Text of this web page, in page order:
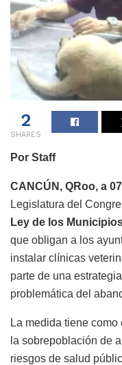
2
SHARES
Por Staff
CANCÚN, QRoo, a
Legislatura del
Ley de los
que obligan a los
instalar clínicas
parte de una
problemática del
La medida tiene
la sobrepoblación de
riesgos de salud